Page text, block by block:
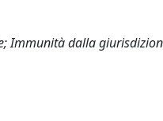
Immunità dalla